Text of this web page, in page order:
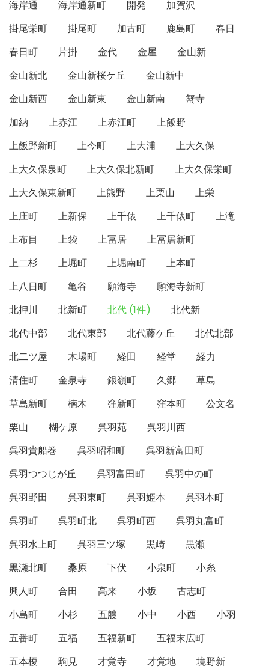
海岸通 海岸通新町 開発
加賀沢
掛尾栄町
掛尾町 加古町 鹿島町
春日
春日町
片掛 金代 金屋
金山新
金山新北
金山新桜ケ丘
金山新中
金山新西
金山新東 金山新南
蟹寺
加納
上赤江 上赤江町
上飯野
上飯野新町
上今町 上大浦
上大久保
上大久保泉町
上大久保北新町
上大久保栄町
上大久保東新町
上熊野 上栗山
上栄
上庄町
上新保 上千俵 上千俵町
上滝
上布目
上袋 上冨居
上冨居新町
上二杉
上堀町 上堀南町
上本町
上八日町
亀谷 願海寺
願海寺新町
北押川
北新町 北代 (1件)
北代新
北代中部
北代東部 北代藤ケ丘
北代北部
北二ツ屋
木場町 経田 経堂
経力
清住町
金泉寺 銀嶺町 久郷
草島
草島新町
楠木 窪新町 窪本町
公文名
栗山
楜ケ原 呉羽苑
呉羽川西
呉羽貴船巻
呉羽昭和町
呉羽新富田町
呉羽つつじが丘
呉羽富田町
呉羽中の町
呉羽野田
呉羽東町 呉羽姫本
呉羽本町
呉羽町
呉羽町北 呉羽町西
呉羽丸富町
呉羽水上町
呉羽三ツ塚 黒崎
黒瀬
黒瀬北町
桑原 下伏 小泉町
小糸
興人町
合田 高来 小坂
古志町
小島町
小杉 五艘 小中 小西
小羽
五番町
五福 五福新町
五福末広町
五本榎
駒見 才覚寺 才覚地
境野新